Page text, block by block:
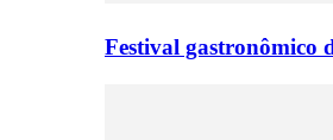
Festival gastronômico